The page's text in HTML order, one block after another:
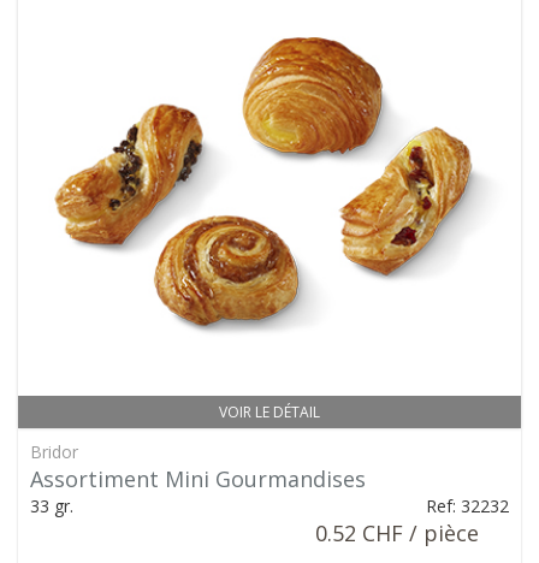
VOIR LE DÉTAIL
Bridor
Assortiment Mini Gourmandises
33 gr. Ref: 32232
0.52 CHF / pièce